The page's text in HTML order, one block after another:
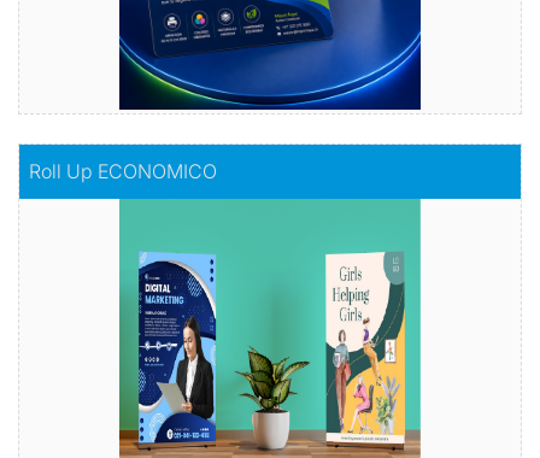
Roll Up ECONOMICO
Comprar